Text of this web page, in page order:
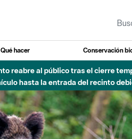
Qué hacer Conservación
reabre al público tras el cierre
hasta la entrada del recinto